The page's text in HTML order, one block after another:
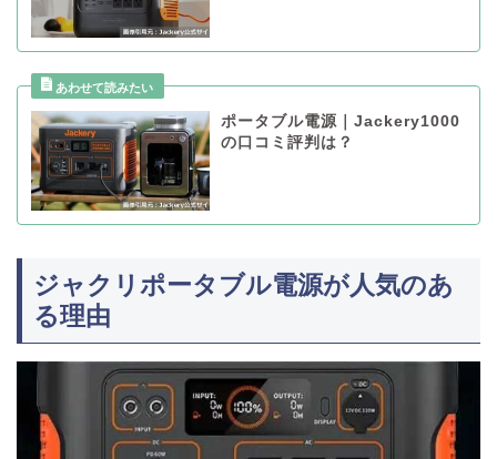
ポータブル電源｜Jackery1000
の口コミ評判は？
ジャクリポータブル電源が人気のあ
る理由